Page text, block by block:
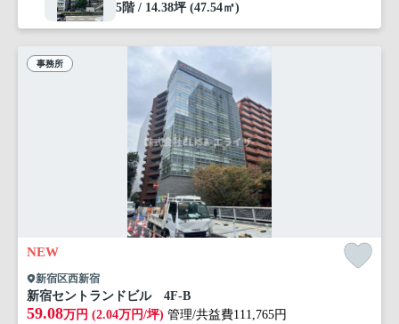
5階 / 14.38坪 (47.54㎡)
事務所
NEW
新宿区西新宿
新宿セントランドビル 4F-B
59.08万円 (2.04万円/坪) 管理/共益費111,765円